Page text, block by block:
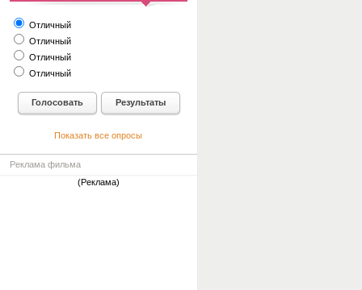
Отличный
Отличный
Отличный
Отличный
Показать все опросы
Реклама фильма
(Реклама)